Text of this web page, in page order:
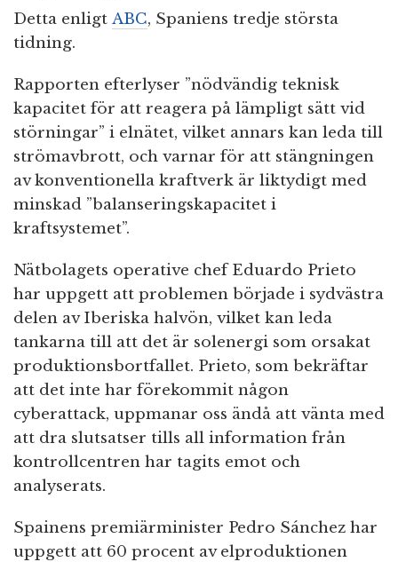
Detta enligt ABC, Spaniens tredje största
tidning.
Rapporten efterlyser ”nödvändig teknisk
kapacitet för att reagera på lämpligt sätt vid
störningar” i elnätet, vilket annars kan leda till
strömavbrott, och varnar för att stängningen
av konventionella kraftverk är liktydigt med
minskad ”balanseringskapacitet i
kraftsystemet”.
Nätbolagets operative chef Eduardo Prieto
har uppgett att problemen började i sydvästra
delen av Iberiska halvön, vilket kan leda
tankarna till att det är solenergi som orsakat
produktionsbortfallet. Prieto, som bekräftar
att det inte har förekommit någon
cyberattack, uppmanar oss ändå att vänta med
att dra slutsatser tills all information från
kontrollcentren har tagits emot och
analyserats.
Spainens premiärminister Pedro Sánchez har
uppgett att 60 procent av elproduktionen